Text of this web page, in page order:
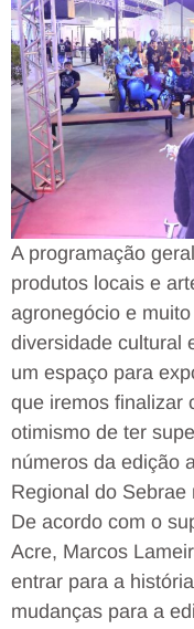
A programação
produtos locais e
agronegócio e
diversidade cultural
um espaço para
que iremos finalizar
otimismo de ter
números da edição
Regional do
De acordo com o
Acre, Marcos
entrar para a
mudanças para a